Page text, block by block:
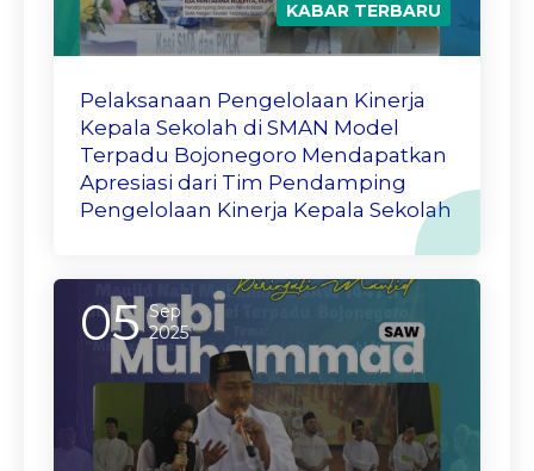
KABAR TERBARU
Pelaksanaan Pengelolaan Kinerja
Kepala Sekolah di SMAN Model
Terpadu Bojonegoro Mendapatkan
Apresiasi dari Tim Pendamping
Pengelolaan Kinerja Kepala Sekolah
05 Sep
2025